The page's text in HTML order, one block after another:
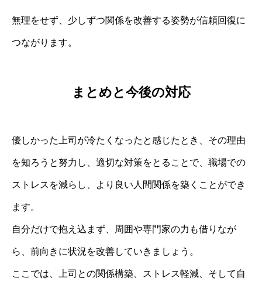
無理をせず、少しずつ関係を改善する姿勢が信頼回復に
つながります。
まとめと今後の対応
優しかった上司が冷たくなったと感じたとき、その理由
を知ろうと努力し、適切な対策をとることで、職場での
ストレスを減らし、より良い人間関係を築くことができ
ます。
自分だけで抱え込まず、周囲や専門家の力も借りなが
ら、前向きに状況を改善していきましょう。
ここでは、上司との関係構築、ストレス軽減、そして自